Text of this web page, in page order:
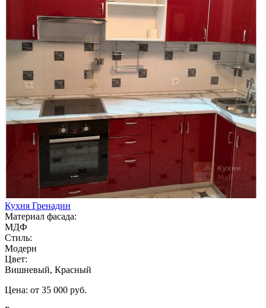
Кухня Гренадин
Материал фасада:
МДФ
Стиль:
Модерн
Цвет:
Вишневый, Красный
Цена: от 35 000 руб.